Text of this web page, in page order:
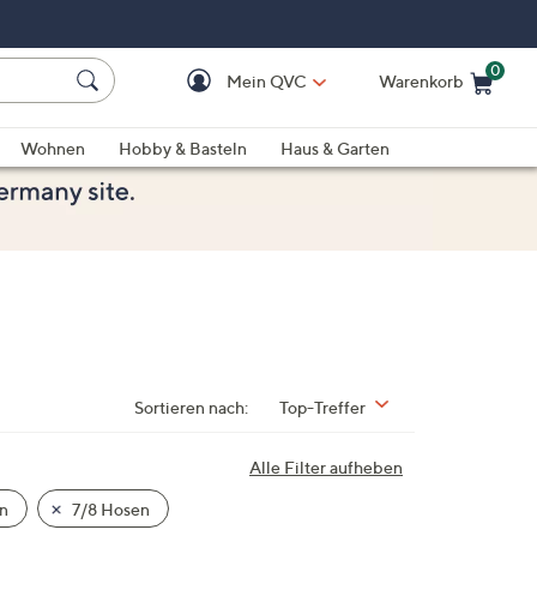
Mein QVC Warenkorb
0
Wohnen Hobby & Basteln
Haus & Garten
Sortieren nach: Top-Treffer
Alle Filter aufheben
7/8 Hosen